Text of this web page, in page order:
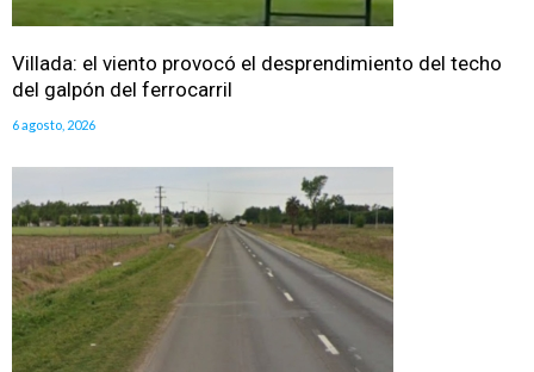
Villada: el viento provocó el desprendimiento del techo
del galpón del ferrocarril
6 agosto, 2026